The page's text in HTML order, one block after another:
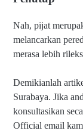
Nah, pijat
melancarkan
merasa lebih
Demikianlah
Surabaya. Jika
konsultasikan
Official email